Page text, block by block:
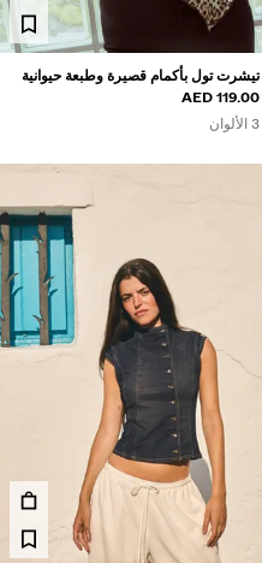
تيشرت تول بأكمام قصيرة وطبعة حيوانية
119.00 AED
3 الألوان